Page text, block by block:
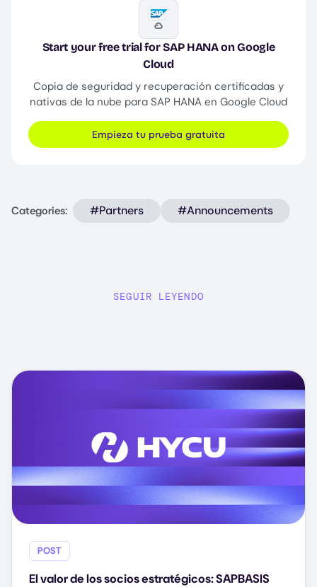
Image
Start your free trial for SAP HANA on Google
Cloud
Copia de seguridad y recuperación certificadas y
nativas de la nube para SAP HANA en Google Cloud
Empieza tu prueba gratuita
Categories: #Partners #Announcements
SEGUIR LEYENDO
POST
El valor de los socios estratégicos: SAPBASIS